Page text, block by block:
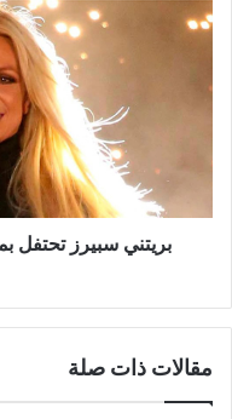
بريتني
سبيرز
بمرور
على
ألبومها
الشهير!
مقالات ذات صلة